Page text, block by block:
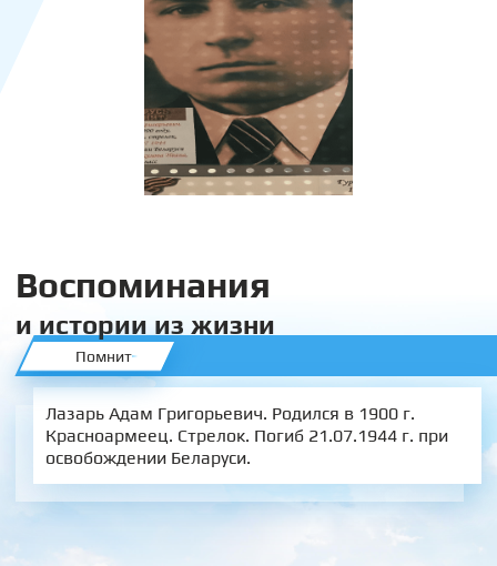
Воспоминания
и истории из жизни
Помнит
Лазарь Адам Григорьевич. Родился в 1900 г.
Красноармеец. Стрелок. Погиб 21.07.1944 г. при
освобождении Беларуси.